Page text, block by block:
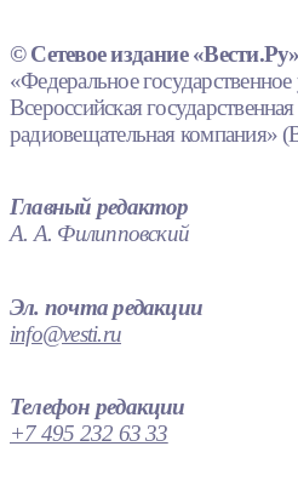
© Сетевое издание «Вести.Ру»
«Федеральное
Всероссийская
радиовещательная компания»
Главный редактор
А. А. Филипповский
Эл. почта редакции
info@vesti.ru
Телефон редакции
+7 495 232 63 33